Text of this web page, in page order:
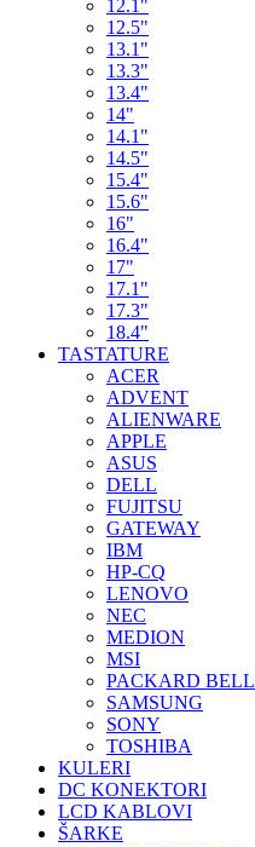
12.1"
12.5"
13.1"
13.3"
13.4"
14"
14.1"
14.5"
15.4"
15.6"
16"
16.4"
17"
17.1"
17.3"
18.4"
TASTATURE
ACER
ADVENT
ALIENWARE
APPLE
ASUS
DELL
FUJITSU
GATEWAY
IBM
HP-CQ
LENOVO
NEC
MEDION
MSI
PACKARD BELL
SAMSUNG
SONY
TOSHIBA
KULERI
DC KONEKTORI
LCD KABLOVI
ŠARKE